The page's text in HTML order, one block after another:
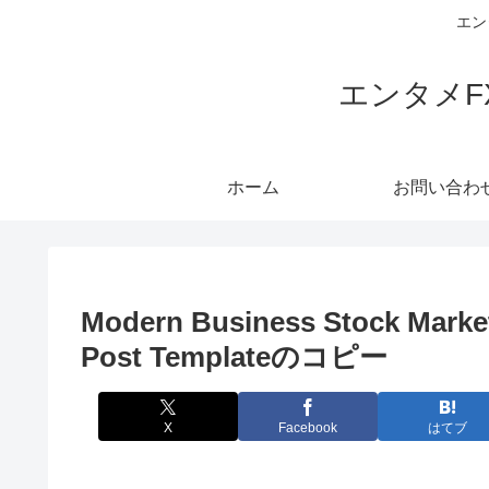
エ
エンタメ
ホーム お問い合わ
Modern Business Stock
Post Templateのコピー
X Facebook はてブ